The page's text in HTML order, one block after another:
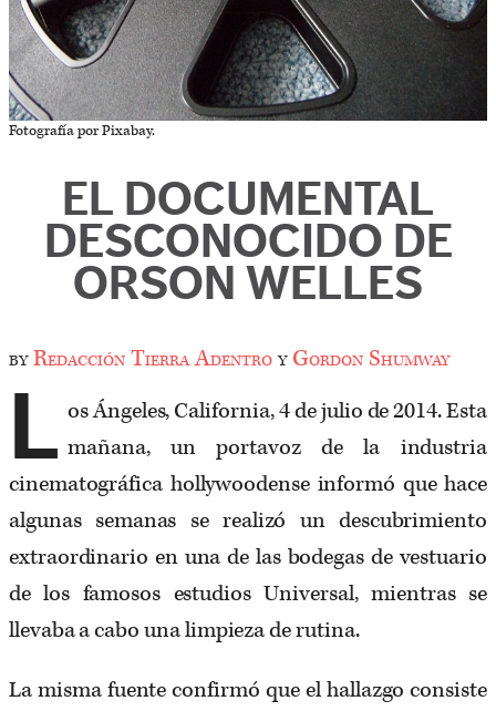
Fotografía por Pixabay.
EL DOCUMENTAL
DESCONOCIDO DE
ORSON WELLES
byRedacción Tierra AdentroyGordon Shumway
L os Ángeles, California, 4 de julio de 2014. Esta
mañana, un portavoz de la industria
cinematográfica hollywoodense informó que hace
algunas semanas se realizó un descubrimiento
extraordinario en una de las bodegas de vestuario
de los famosos estudios Universal, mientras se
llevaba a cabo una limpieza de rutina.
La misma fuente confirmó que el hallazgo consiste